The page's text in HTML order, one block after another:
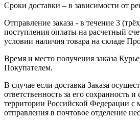
Сроки доставки – в зависимости от
Отправление заказа - в течение 3
поступления оплаты на расчетный
условии наличия товара на складе
Время и место получения заказа
Покупателем.
В случае если доставка Заказа
ответственность за его сохранность
территории Российской Федерации с
отправления в почтовое отделение